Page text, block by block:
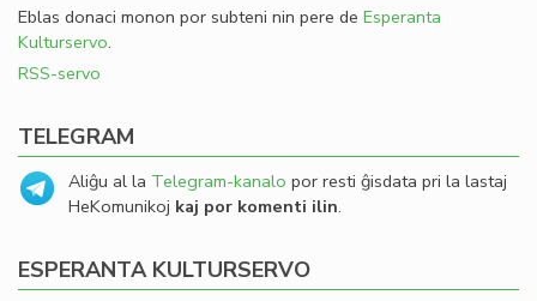
Eblas donaci monon por subteni nin pere de Esperanta
Kulturservo.
RSS-servo
TELEGRAM
Aliĝu al la Telegram-kanalo por resti ĝisdata pri la lastaj
HeKomunikoj kaj por komenti ilin.
ESPERANTA KULTURSERVO